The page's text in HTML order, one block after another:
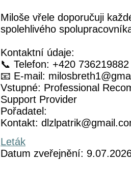
Miloše vřele doporučuji
spolehlivého
Kontaktní údaje:
📞 Telefon: +420 736219882
📧 E-mail:
Vstupné: Professional
Support Provider
Pořadatel:
Kontakt:
Leták
Datum zveřejnění: